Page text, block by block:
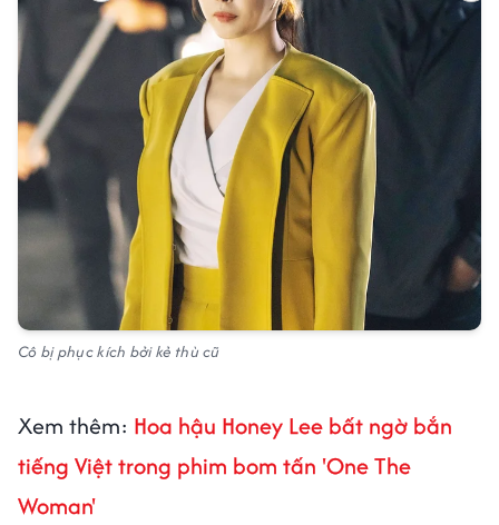
Cô bị phục kích bởi kẻ thù cũ
Xem thêm: Hoa hậu Honey Lee bất ngờ bắn
tiếng Việt trong phim bom tấn 'One The
Woman'